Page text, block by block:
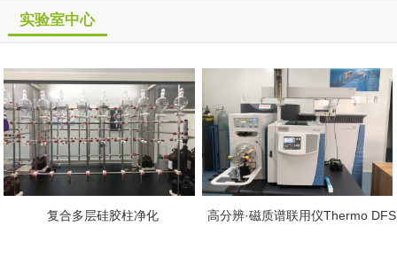
实验室中心
复合多层硅胶柱净化 高分辨·磁质谱联用仪Thermo DFS